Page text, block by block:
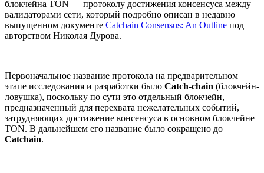
блокчейна TON — протоколу достижения консенсуса между
валидаторами сети, который подробно описан в недавно
выпущенном документе Catchain Consensus: An Outline под
авторством Николая Дурова.
Первоначальное название протокола на предварительном
этапе исследования и разработки было Catch-chain (блокчейн-
ловушка), поскольку по сути это отдельный блокчейн,
предназначенный для перехвата нежелательных событий,
затрудняющих достижение консенсуса в основном блокчейне
TON. В дальнейшем его название было сокращено до
Catchain.